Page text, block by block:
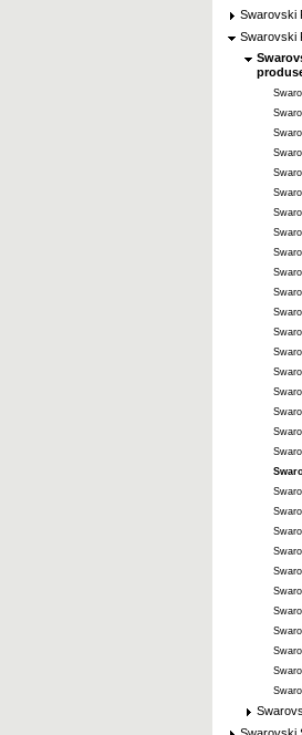
Swarovski
Swarovski